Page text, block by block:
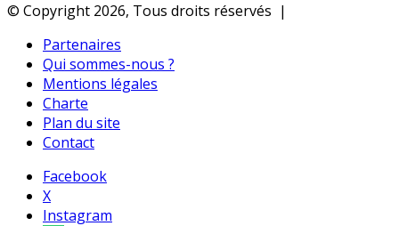
© Copyright 2026, Tous droits réservés |
Partenaires
Qui sommes-nous ?
Mentions légales
Charte
Plan du site
Contact
Facebook
X
Instagram